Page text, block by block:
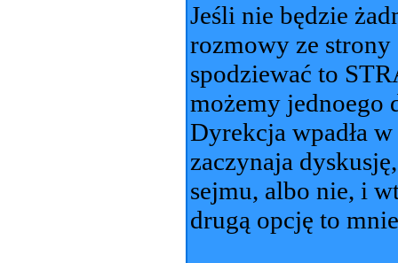
Jeśli nie będzie
rozmowy ze strony
spodziewać to
możemy jednoego
Dyrekcja wpadła
zaczynaja
sejmu, albo nie, i
drugą opcję to